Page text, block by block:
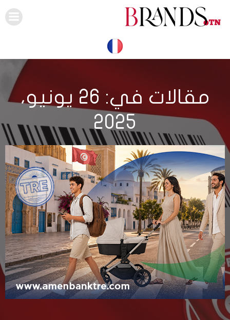
مقالات في: 26 يونيو،
2025